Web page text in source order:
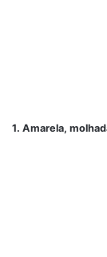
1. Amarela,